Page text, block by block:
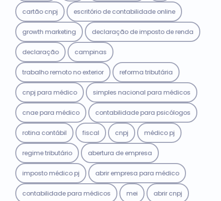
cartão cnpj escritório de contabilidade online
growth marketing declaração de imposto de renda
declaração campinas
trabalho remoto no exterior reforma tributária
cnpj para médico simples nacional para médicos
cnae para médico contabilidade para psicólogos
rotina contábil fiscal cnpj médico pj
regime tributário abertura de empresa
imposto médico pj abrir empresa para médico
contabilidade para médicos mei abrir cnpj